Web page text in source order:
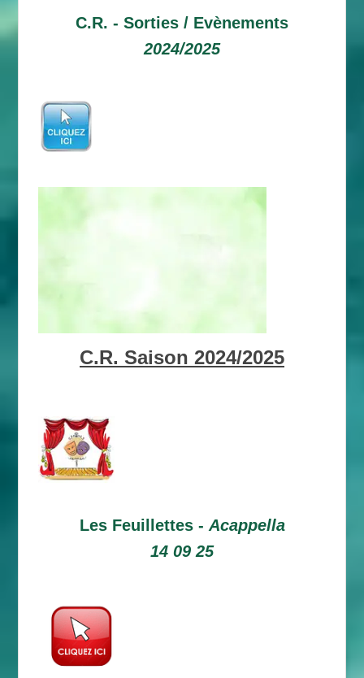
C.R. - Sorties / Evènements
2024/2025
C.R. Saison 2024/2025
Les Feuillettes - Acappella
14 09 25